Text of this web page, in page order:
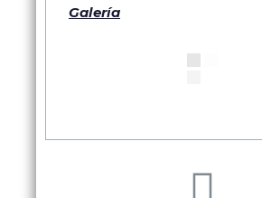
Galería